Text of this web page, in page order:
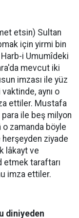
etsin) Sultan
için yirmi bin
i Umumîdeki
mevcut iki
imzası ile yüz
aynı o
ettiler. Mustafa
ile beş milyon
o zamanda böyle
ziyade
lâkayt ve
etmek taraftarı
imza ettiler.
diniyeden